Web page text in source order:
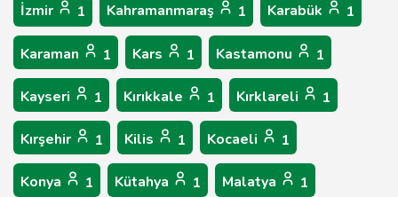
İzmir 1 Kahramanmaraş 1 Karabük 1
Karaman 1 Kars 1 Kastamonu 1
Kayseri 1 Kırıkkale 1 Kırklareli 1
Kırşehir 1 Kilis 1 Kocaeli 1
Konya 1 Kütahya 1 Malatya 1